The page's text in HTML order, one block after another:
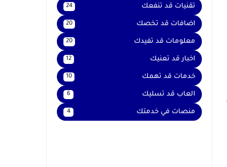
تقنيات قد تنفعك 24
اضافات قد تخصك 20
معلومات قد تفيدك 20
اخبار قد تعنيك 12
خدمات قد تهمك 10
العاب قد تسليك 6
منصات في خدمتك 4